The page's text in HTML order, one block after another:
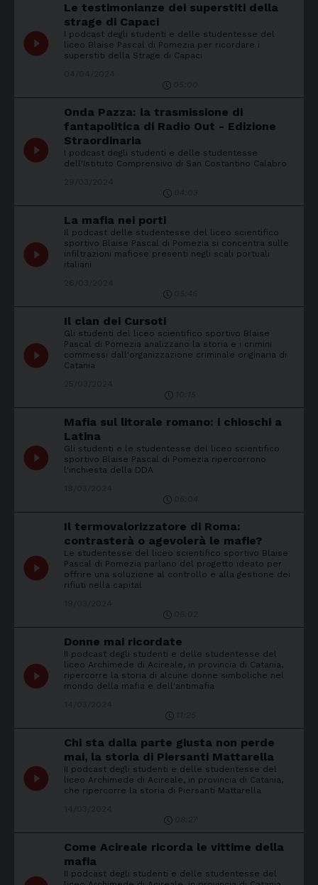
play_circle_filled
Le testimonianze dei superstiti della
strage di Capaci
I podcast degli studenti e delle studentesse del
liceo Blaise Pascal di Pomezia per ricordare i
superstiti della Strage di Capaci
play_circle_filled
Onda Pazza: la trasmissione di
fantapolitica di Radio Out - Edizione
Straordinaria
I podcast degli studenti e delle studentesse
dell'Istituto Comprensivo di San Costantino Calabro
play_circle_filled
La mafia nei porti
Il podcast delle studentesse del liceo scientifico
sportivo Blaise Pascal di Pomezia si concentra sulle
infiltrazioni mafiose presenti negli scali portuali
italiani
play_circle_filled
Il clan dei Cursoti
Gli studenti del liceo scientifico sportivo Blaise
Pascal di Pomezia analizzano la storia e i crimini
commessi dall'organizzazione criminale originaria di
Catania
play_circle_filled
Mafia sul litorale romano: i chioschi a
Latina
Gli studenti e le studentesse del liceo scientifico
sportivo Blaise Pascal di Pomezia ripercorrono
l'inchiesta della DDA
play_circle_filled
Il termovalorizzatore di Roma:
contrasterà o agevolerà le mafie?
Le studentesse del liceo scientifico sportivo Blaise
Pascal di Pomezia parlano del progetto ideato per
offrire una soluzione al controllo e alla gestione dei
rifiuti nella capital
play_circle_filled
Donne mai ricordate
II podcast degli studenti e delle studentesse del
liceo Archimede di Acireale, in provincia di Catania,
ripercorre la storia di alcune donne simboliche nel
mondo della mafia e dell'antimafia
play_circle_filled
Chi sta dalla parte giusta non perde
mai, la storia di Piersanti Mattarella
II podcast degli studenti e delle studentesse del
liceo Archimede di Acireale, in provincia di Catania,
che ripercorre la storia di Piersanti Mattarella
Come Acireale ricorda le vittime della
mafia
II podcast degli studenti e delle studentesse del